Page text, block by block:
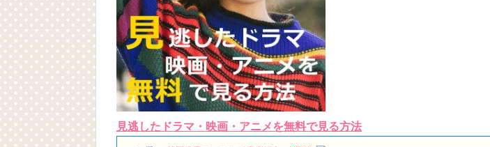
見逃したドラマ・映画・アニメを無料で見る方法